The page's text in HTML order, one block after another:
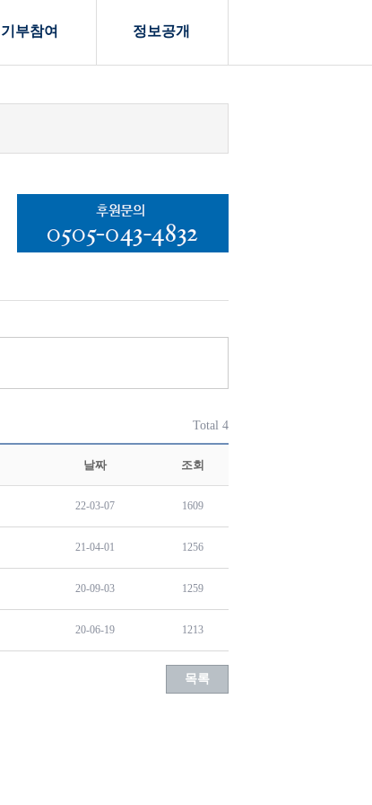
기부참여 정보공개
Total 4
날짜 조회
22-03-07 1609
21-04-01 1256
20-09-03 1259
20-06-19 1213
목록